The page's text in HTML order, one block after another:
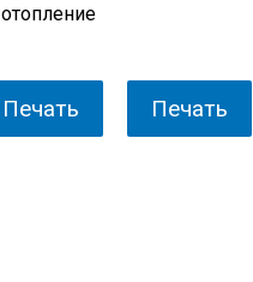
отопление
Печать Печать